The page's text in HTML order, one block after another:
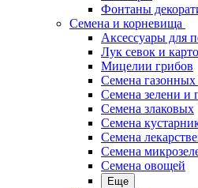
Фонтаны
Семена и корневища
Аксессуары для
Лук севок и
Мицелии грибов
Семена газонных
Семена зелени и
Семена злаковых
Семена
Семена
Семена
Семена овощей
Еще